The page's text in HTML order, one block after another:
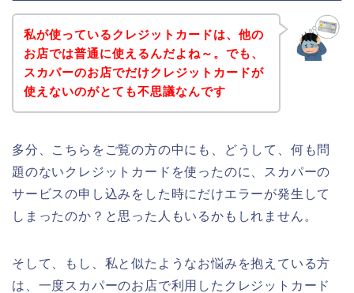
私が使っているクレジットカードは、他の
お店では普通に使えるんだよね～。でも、
スカパーのお店でだけクレジットカードが
使えないのがとても不思議なんです
多分、こちらをご覧の方の中にも、どうして、何も問
題のないクレジットカードを使ったのに、スカパーの
サービスの申し込みをした時にだけエラーが発生して
しまったのか？と思った人もいるかもしれません。
そして、もし、私と似たようなお悩みを抱えている方
は、一度スカパーのお店で利用したクレジットカード